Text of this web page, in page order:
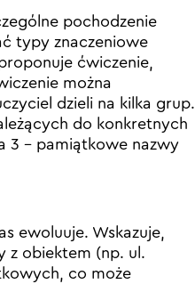
pochodzenie
typy znaczeniowe
ćwiczenie,
można
dzieli na kilka grup.
do konkretnych
3 – pamiątkowe nazwy
ewoluuje. Wskazuje,
z obiektem (np. ul.
co może